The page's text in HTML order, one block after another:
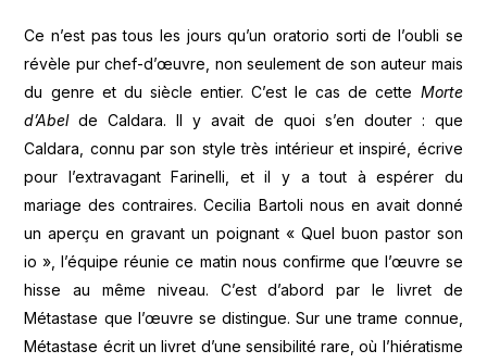
Ce n’est pas tous les jours qu’un oratorio sorti de l’oubli se
révèle pur chef-d’œuvre, non seulement de son auteur mais
du genre et du siècle entier. C’est le cas de cette Morte
d’Abelde Caldara. Il y avait de quoi s’en douter : que
Caldara, connu par son style très intérieur et inspiré, écrive
pour l’extravagant Farinelli, et il y a tout à espérer du
mariage des contraires. Cecilia Bartoli nous en avait donné
un aperçu en gravant un poignant « Quel buon pastor son
io », l’équipe réunie ce matin nous confirme que l’œuvre se
hisse au même niveau. C’est d’abord par le livret de
Métastase que l’œuvre se distingue. Sur une trame connue,
Métastase écrit un livret d’une sensibilité rare, où l’hiératisme